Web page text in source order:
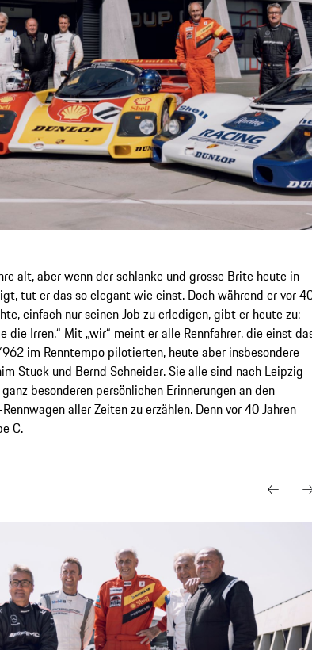
alt, aber wenn der schlanke und grosse Brite heute in
tut er das so elegant wie einst. Doch während er vor
einfach nur seinen Job zu erledigen, gibt er heute zu:
die Irren.“ Mit „wir“ meint er alle Rennfahrer, die einst
im Renntempo pilotierten, heute aber insbesondere
Stuck und Bernd Schneider. Sie alle sind nach Leipzig
besonderen persönlichen Erinnerungen an den
aller Zeiten zu erzählen. Denn vor 40 Jahren
C.